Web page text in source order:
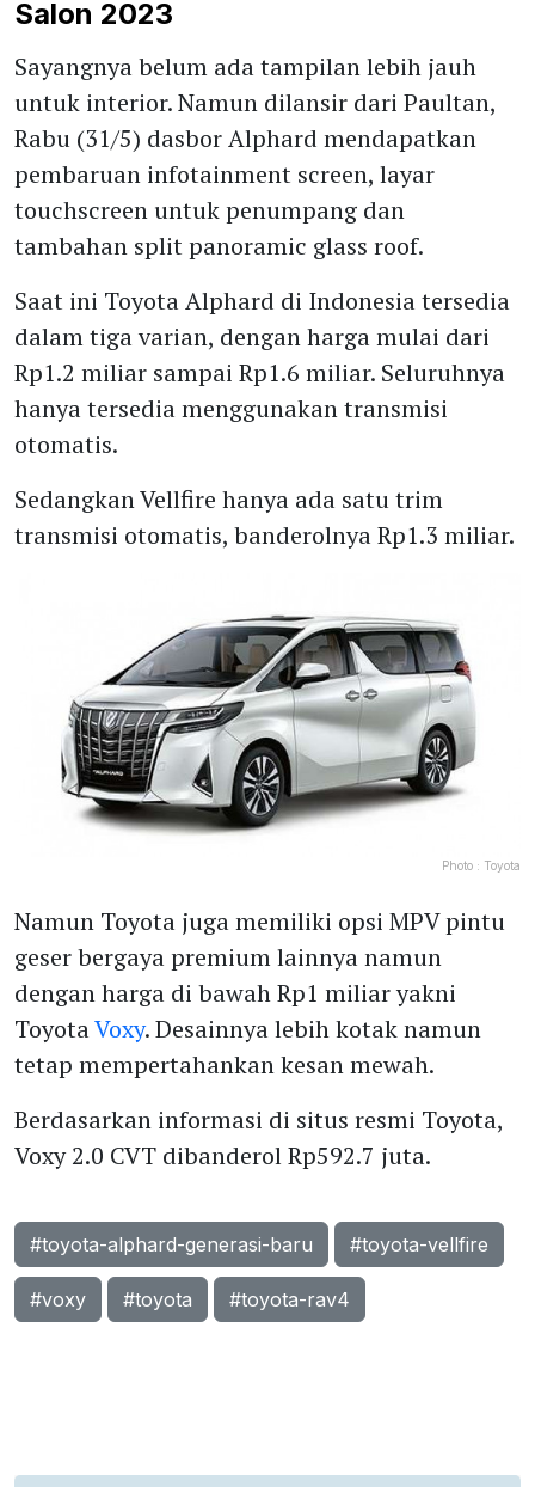
Salon 2023
Sayangnya belum ada tampilan lebih jauh
untuk interior. Namun dilansir dari Paultan,
Rabu (31/5) dasbor Alphard mendapatkan
pembaruan infotainment screen, layar
touchscreen untuk penumpang dan
tambahan split panoramic glass roof.
Saat ini Toyota Alphard di Indonesia tersedia
dalam tiga varian, dengan harga mulai dari
Rp1.2 miliar sampai Rp1.6 miliar. Seluruhnya
hanya tersedia menggunakan transmisi
otomatis.
Sedangkan Vellfire hanya ada satu trim
transmisi otomatis, banderolnya Rp1.3 miliar.
Photo : Toyota
Namun Toyota juga memiliki opsi MPV pintu
geser bergaya premium lainnya namun
dengan harga di bawah Rp1 miliar yakni
ToyotaVoxy. Desainnya lebih kotak namun
tetap mempertahankan kesan mewah.
Berdasarkan informasi di situs resmi Toyota,
Voxy 2.0 CVT dibanderol Rp592.7 juta.
#toyota-alphard-generasi-baru #toyota-vellfire
#voxy #toyota #toyota-rav4